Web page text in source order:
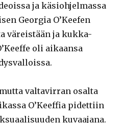
ja käsiohjelmassa
Georgia O’Keefen
väreistään ja kukka-
oli aikaansa
valtavirran osalta
O’Keeffia pidettiin
kuvaajana.